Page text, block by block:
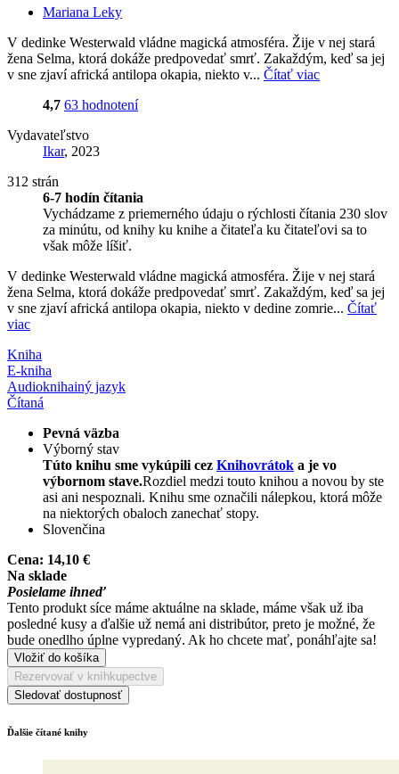
Mariana Leky
V dedinke Westerwald vládne magická atmosféra. Žije v nej stará
žena Selma, ktorá dokáže predpovedať smrť. Zakaždým, keď sa jej
v sne zjaví africká antilopa okapia, niekto v... Čítať viac
4,7 63 hodnotení
Vydavateľstvo
Ikar, 2023
312 strán
6-7 hodín čítania
Vychádzame z priemerného údaju o rýchlosti čítania 230 slov
za minútu, od knihy ku knihe a čitateľa ku čitateľovi sa to
však môže líšiť.
V dedinke Westerwald vládne magická atmosféra. Žije v nej stará
žena Selma, ktorá dokáže predpovedať smrť. Zakaždým, keď sa jej
v sne zjaví africká antilopa okapia, niekto v dedine zomrie... Čítať
viac
Kniha
E-kniha
Audioknihainý jazyk
Čítaná
Pevná väzba
Výborný stav
Túto knihu sme vykúpili cez Knihovrátok a je vo
výbornom stave.Rozdiel medzi touto knihou a novou by ste
asi ani nespoznali. Knihu sme označili nálepkou, ktorá môže
na niektorých obaloch zanechať stopy.
Slovenčina
Cena: 14,10 €
Na sklade
Posielame ihneď
Tento produkt síce máme aktuálne na sklade, máme však už iba
posledné kusy a ďalšie už nemá ani distribútor, preto je možné, že
bude onedlho úplne vypredaný. Ak ho chcete mať, ponáhľajte sa!
Vložiť do košíka
Rezervovať v kníhkupectve
Sledovať dostupnosť
Ďalšie čítané knihy